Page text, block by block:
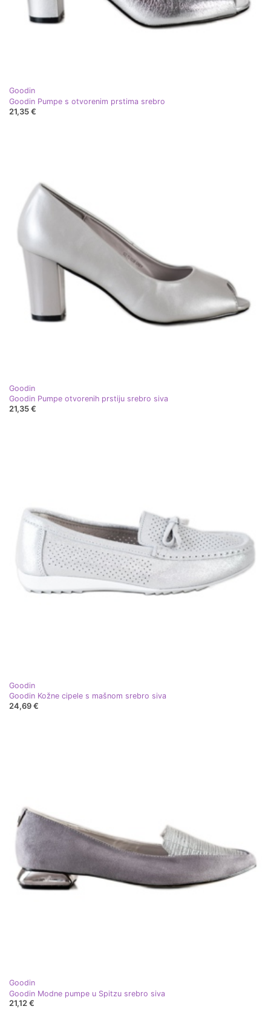
Goodin
Goodin Pumpe s otvorenim prstima srebro
21,35 €
Goodin
Goodin Pumpe otvorenih prstiju srebro siva
21,35 €
Goodin
Goodin Kožne cipele s mašnom srebro siva
24,69 €
Goodin
Goodin Modne pumpe u Spitzu srebro siva
21,12 €